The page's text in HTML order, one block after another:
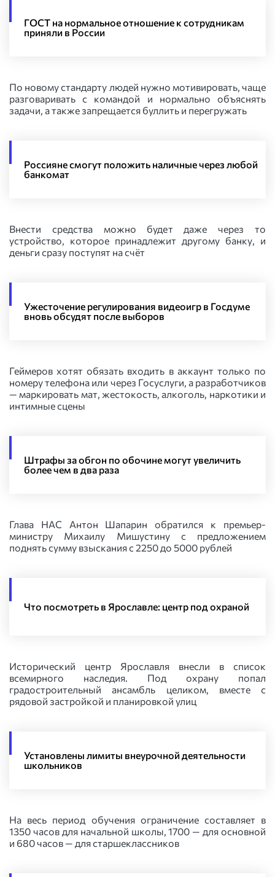
ГОСТ на нормальное отношение к сотрудникам
приняли в России
По новому стандарту людей нужно мотивировать, чаще
разговаривать с командой и нормально объяснять
задачи, а также запрещается буллить и перегружать
Россияне смогут положить наличные через любой
банкомат
Внести средства можно будет даже через то
устройство, которое принадлежит другому банку, и
деньги сразу поступят на счёт
Ужесточение регулирования видеоигр в Госдуме
вновь обсудят после выборов
Геймеров хотят обязать входить в аккаунт только по
номеру телефона или через Госуслуги, а разработчиков
— маркировать мат, жестокость, алкоголь, наркотики и
интимные сцены
Штрафы за обгон по обочине могут увеличить
более чем в два раза
Глава НАС Антон Шапарин обратился к премьер-
министру Михаилу Мишустину с предложением
поднять сумму взыскания с 2250 до 5000 рублей
Что посмотреть в Ярославле: центр под охраной
Исторический центр Ярославля внесли в список
всемирного наследия. Под охрану попал
градостроительный ансамбль целиком, вместе с
рядовой застройкой и планировкой улиц
Установлены лимиты внеурочной деятельности
школьников
На весь период обучения ограничение составляет в
1350 часов для начальной школы, 1700 — для основной
и 680 часов — для старшеклассников